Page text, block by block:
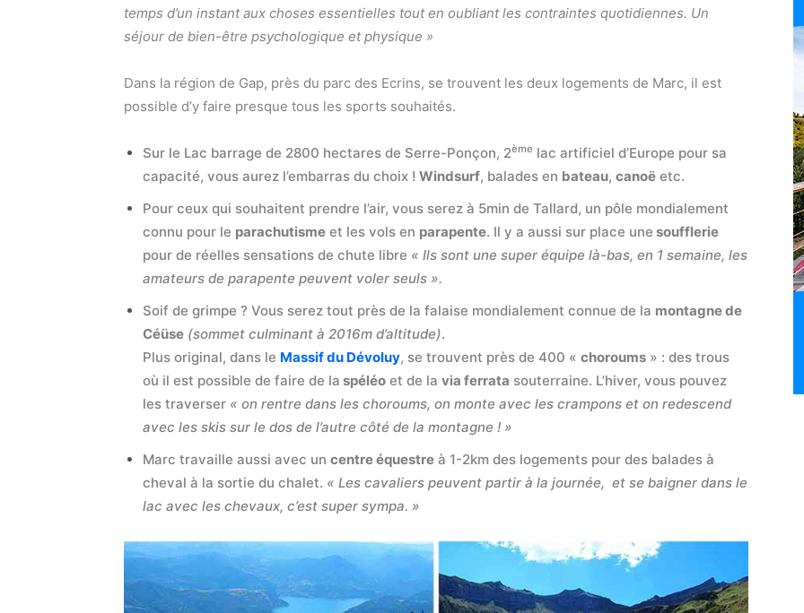
temps d’un instant aux choses essentielles tout en oubliant les contraintes quotidiennes. Un
séjour de bien-être psychologique et physique »
Dans la région de Gap, près du parc des Ecrins, se trouvent les deux logements de Marc, il est
possible d’y faire presque tous les sports souhaités.
Sur le Lac barrage de 2800 hectares de Serre-Ponçon, 2ème lac artificiel d’Europe pour sa
capacité, vous aurez l’embarras du choix ! Windsurf, balades en bateau, canoë etc.
Pour ceux qui souhaitent prendre l’air, vous serez à 5min de Tallard, un pôle mondialement
connu pour le parachutisme et les vols en parapente. Il y a aussi sur place une soufflerie
pour de réelles sensations de chute libre « Ils sont une super équipe là-bas, en 1 semaine, les
amateurs de parapente peuvent voler seuls ».
Soif de grimpe ? Vous serez tout près de la falaise mondialement connue de la montagne de
Céüse (sommet culminant à 2016m d’altitude).
Plus original, dans le Massif du Dévoluy, se trouvent près de 400 « choroums » : des trous
où il est possible de faire de la spéléo et de la via ferrata souterraine. L’hiver, vous pouvez
les traverser « on rentre dans les choroums, on monte avec les crampons et on redescend
avec les skis sur le dos de l’autre côté de la montagne ! »
Marc travaille aussi avec un centre équestre à 1-2km des logements pour des balades à
cheval à la sortie du chalet. « Les cavaliers peuvent partir à la journée, et se baigner dans le
lac avec les chevaux, c’est super sympa. »